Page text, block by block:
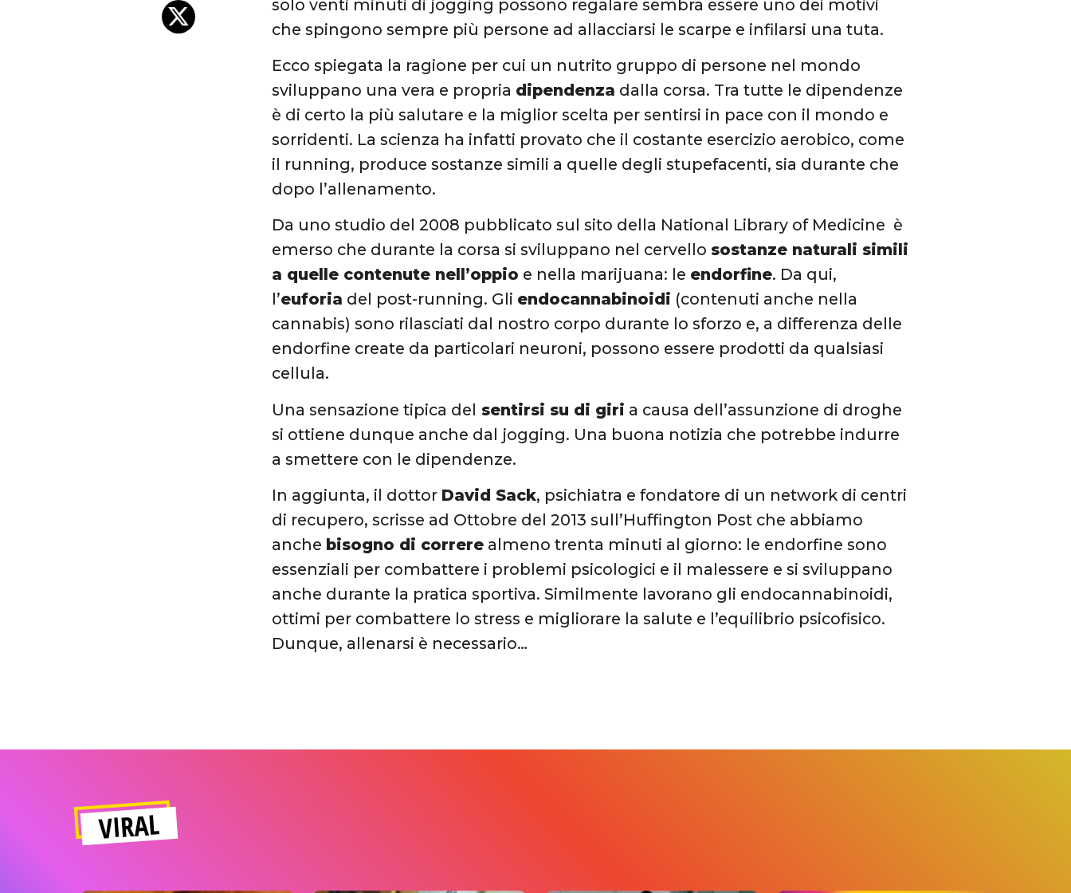
solo venti minuti di jogging possono regalare sembra essere uno dei motivi
che spingono sempre più persone ad allacciarsi le scarpe e infilarsi una tuta.
Ecco spiegata la ragione per cui un nutrito gruppo di persone nel mondo
sviluppano una vera e propria dipendenza dalla corsa. Tra tutte le dipendenze
è di certo la più salutare e la miglior scelta per sentirsi in pace con il mondo e
sorridenti. La scienza ha infatti provato che il costante esercizio aerobico, come
il running, produce sostanze simili a quelle degli stupefacenti, sia durante che
dopo l’allenamento.
Da uno studio del 2008 pubblicato sul sito della National Library of Medicine è
emerso che durante la corsa si sviluppano nel cervello sostanze naturali simili
a quelle contenute nell’oppio e nella marijuana: le endorfine. Da qui,
l’euforia del post-running. Gli endocannabinoidi (contenuti anche nella
cannabis) sono rilasciati dal nostro corpo durante lo sforzo e, a differenza delle
endorfine create da particolari neuroni, possono essere prodotti da qualsiasi
cellula.
Una sensazione tipica del sentirsi su di giri a causa dell’assunzione di droghe
si ottiene dunque anche dal jogging. Una buona notizia che potrebbe indurre
a smettere con le dipendenze.
In aggiunta, il dottor David Sack, psichiatra e fondatore di un network di centri
di recupero, scrisse ad Ottobre del 2013 sull’Huffington Post che abbiamo
anche bisogno di correre almeno trenta minuti al giorno: le endorfine sono
essenziali per combattere i problemi psicologici e il malessere e si sviluppano
anche durante la pratica sportiva. Similmente lavorano gli endocannabinoidi,
ottimi per combattere lo stress e migliorare la salute e l’equilibrio psicofisico.
Dunque, allenarsi è necessario…
VIRAL